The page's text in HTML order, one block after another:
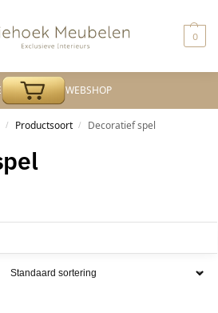
0
WEBSHOP
/ Productsoort / Decoratief spel